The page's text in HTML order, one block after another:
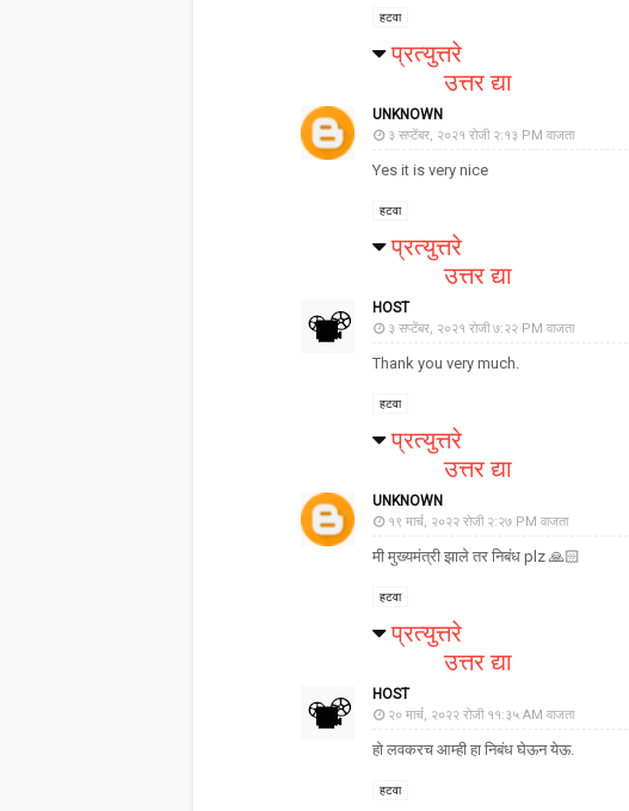
हटवा
प्रत्युत्तरे
उत्तर द्या
UNKNOWN
३ सप्टेंबर, २०२१ रोजी २:१३ PM वाजता
Yes it is very nice
हटवा
प्रत्युत्तरे
उत्तर द्या
HOST
३ सप्टेंबर, २०२१ रोजी ७:२२ PM वाजता
Thank you very much.
हटवा
प्रत्युत्तरे
उत्तर द्या
UNKNOWN
१९ मार्च, २०२२ रोजी २:२७ PM वाजता
मी मुख्यमंत्री झाले तर निबंध plz 🙏🏻
हटवा
प्रत्युत्तरे
उत्तर द्या
HOST
२० मार्च, २०२२ रोजी ११:३५ AM वाजता
हो लवकरच आम्ही हा निबंध घेऊन येऊ.
हटवा